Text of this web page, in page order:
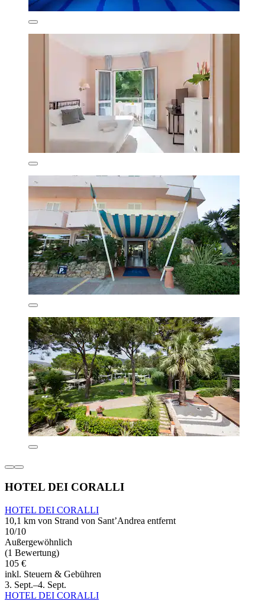
HOTEL DEI CORALLI
HOTEL DEI CORALLI
10,1 km von Strand von Sant’Andrea entfernt
10/10
Außergewöhnlich
(1 Bewertung)
105 €
inkl. Steuern & Gebühren
3. Sept.–4. Sept.
HOTEL DEI CORALLI